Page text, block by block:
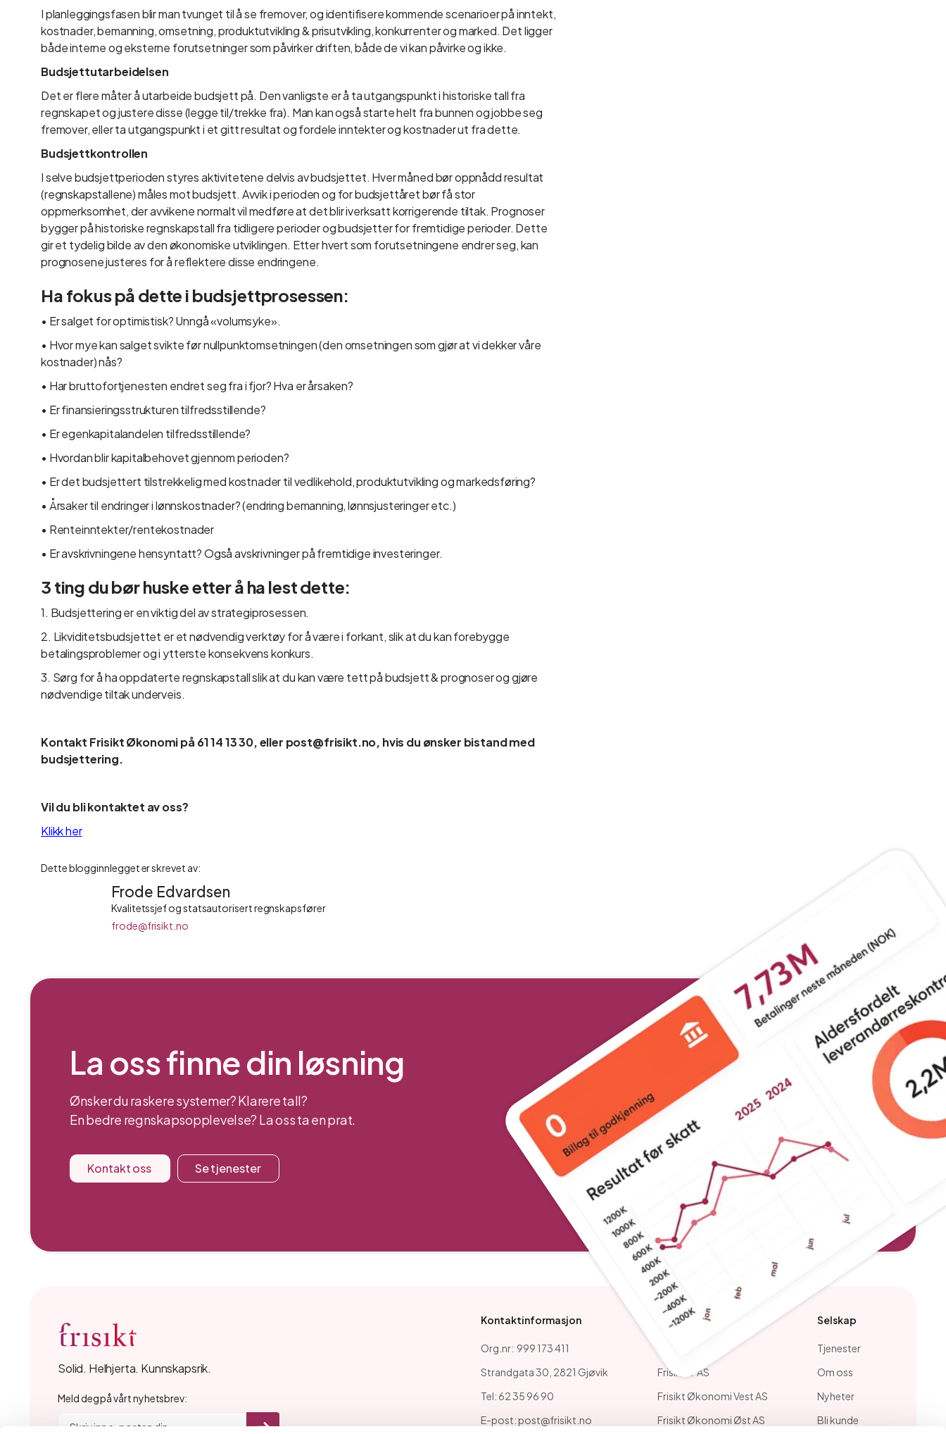
I planleggingsfasen blir man tvunget til å se fremover, og identifisere kommende scenarioer på inntekt,
kostnader, bemanning, omsetning, produktutvikling & prisutvikling, konkurrenter og marked. Det ligger
både interne og eksterne forutsetninger som påvirker driften, både de vi kan påvirke og ikke.
Budsjettutarbeidelsen
Det er flere måter å utarbeide budsjett på. Den vanligste er å ta utgangspunkt i historiske tall fra
regnskapet og justere disse (legge til/trekke fra). Man kan også starte helt fra bunnen og jobbe seg
fremover, eller ta utgangspunkt i et gitt resultat og fordele inntekter og kostnader ut fra dette.
Budsjettkontrollen
I selve budsjettperioden styres aktivitetene delvis av budsjettet. Hver måned bør oppnådd resultat
(regnskapstallene) måles mot budsjett. Avvik i perioden og for budsjettåret bør få stor
oppmerksomhet, der avvikene normalt vil medføre at det blir iverksatt korrigerende tiltak. Prognoser
bygger på historiske regnskapstall fra tidligere perioder og budsjetter for fremtidige perioder. Dette
gir et tydelig bilde av den økonomiske utviklingen. Etter hvert som forutsetningene endrer seg, kan
prognosene justeres for å reflektere disse endringene.
Ha fokus på dette i budsjettprosessen:
• Er salget for optimistisk? Unngå «volumsyke».
• Hvor mye kan salget svikte før nullpunktomsetningen (den omsetningen som gjør at vi dekker våre
kostnader) nås?
• Har bruttofortjenesten endret seg fra i fjor? Hva er årsaken?
• Er finansieringsstrukturen tilfredsstillende?
• Er egenkapitalandelen tilfredsstillende?
• Hvordan blir kapitalbehovet gjennom perioden?
• Er det budsjettert tilstrekkelig med kostnader til vedlikehold, produktutvikling og markedsføring?
• Årsaker til endringer i lønnskostnader? (endring bemanning, lønnsjusteringer etc.)
• Renteinntekter/rentekostnader
• Er avskrivningene hensyntatt? Også avskrivninger på fremtidige investeringer.
3 ting du bør huske etter å ha lest dette:
1. Budsjettering er en viktig del av strategiprosessen.
2. Likviditetsbudsjettet er et nødvendig verktøy for å være i forkant, slik at du kan forebygge
betalingsproblemer og i ytterste konsekvens konkurs.
3. Sørg for å ha oppdaterte regnskapstall slik at du kan være tett på budsjett & prognoser og gjøre
nødvendige tiltak underveis.
Kontakt Frisikt Økonomi på 61 14 13 30, eller post@frisikt.no, hvis du ønsker bistand med
budsjettering.
Vil du bli kontaktet av oss?
Klikk her
Dette blogginnlegget er skrevet av:
Frode Edvardsen
Kvalitetssjef og statsautorisert regnskapsfører
frode@frisikt.no
La oss finne din løsning
Ønsker du raskere systemer? Klarere tall?
En bedre regnskapsopplevelse? La oss ta en prat.
Kontakt oss Se tjenester
Solid. Helhjerta. Kunnskapsrik.
Meld deg på vårt nyhetsbrev:
Kontaktinformasjon
Org.nr: 999 173 411
Strandgata 30, 2821 Gjøvik
Tel: 62 35 96 90
E-post: post@frisikt.no
Våre selskaper
Frisikt IT AS
Frisikt Økonomi Vest AS
Frisikt Økonomi Øst AS
Selskap
Tjenester
Om oss
Nyheter
Bli kunde